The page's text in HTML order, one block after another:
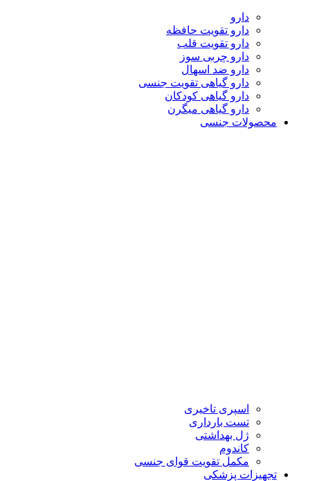
دارو
دارو تقویت حافظه
دارو تقویت قلب
دارو چربی سوز
دارو ضد اسهال
دارو گیاهی تقویت جنسی
دارو گیاهی کودکان
دارو گیاهی میگرن
محصولات جنسی
اسپری تاخیری
تست بارداری
ژل بهداشتی
کاندوم
مکمل تقویت قوای جنسی
تجهیزات پزشکی